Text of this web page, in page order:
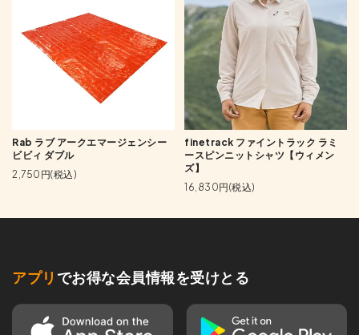
Rab ラブ アークエマージェンシー
ビビィ ダブル
2,750円(税込)
finetrack ファイントラック ラミ
ースピンニットシャツ【ウィメン
ズ】
16,830円(税込)
アプリ でお得な会員情報を受けとる